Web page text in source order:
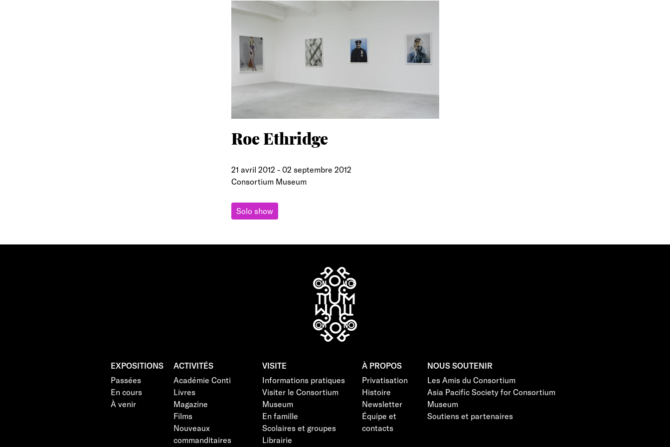
Roe Ethridge
21 avril 2012 - 02 septembre 2012
Consortium Museum
Solo show
EXPOSITIONS
Passées
En cours
À venir
ACTIVITÉS
Académie Conti
Livres
Magazine
Films
Nouveaux
commanditaires
VISITE
Informations pratiques
Visiter le Consortium
Museum
En famille
Scolaires et groupes
Librairie
À PROPOS
Privatisation
Histoire
Newsletter
Équipe et
contacts
NOUS SOUTENIR
Les Amis du Consortium
Asia Pacific Society for Consortium
Museum
Soutiens et partenaires